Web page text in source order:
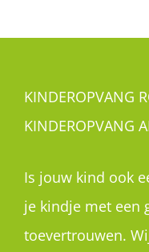
KINDEROPVANG
KINDEROPVANG
Is jouw kind ook
je kindje met een
toevertrouwen.